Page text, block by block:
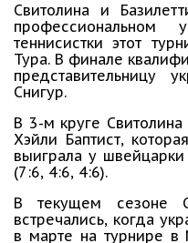
Свитолина и
профессиональном
теннисистки этот
Тура. В финале
представительницу
Снигур.
В 3-м круге Свитолина
Хэйли Баптист,
выиграла у
(7:6, 4:6, 4:6).
В текущем сезоне
встречались, когда
в марте на турнире в